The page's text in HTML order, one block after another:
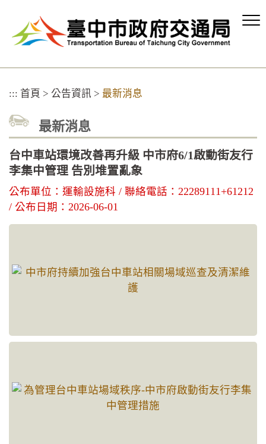
容
::: 首頁 > 公告資訊 > 最新消息
最新消息
台中車站環境改善再升級 中市府6/1啟動街友行
李集中管理 告別堆置亂象
公布單位：運輸設施科 / 聯絡電話：22289111+61212
/ 公布日期：2026-06-01